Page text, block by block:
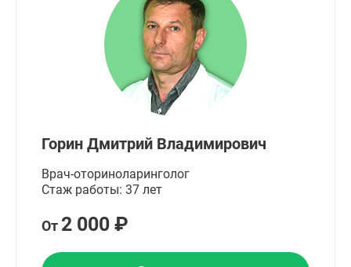
Горин Дмитрий Владимирович
Врач-оториноларинголог
Стаж работы: 37 лет
От 2 000 ₽